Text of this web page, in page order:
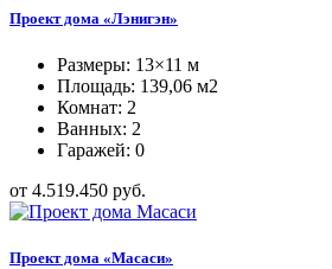
Проект дома «Лэнигэн»
Размеры: 13×11 м
Площадь: 139,06 м2
Комнат: 2
Ванных: 2
Гаражей: 0
от 4.519.450 руб.
Проект дома «Масаси»